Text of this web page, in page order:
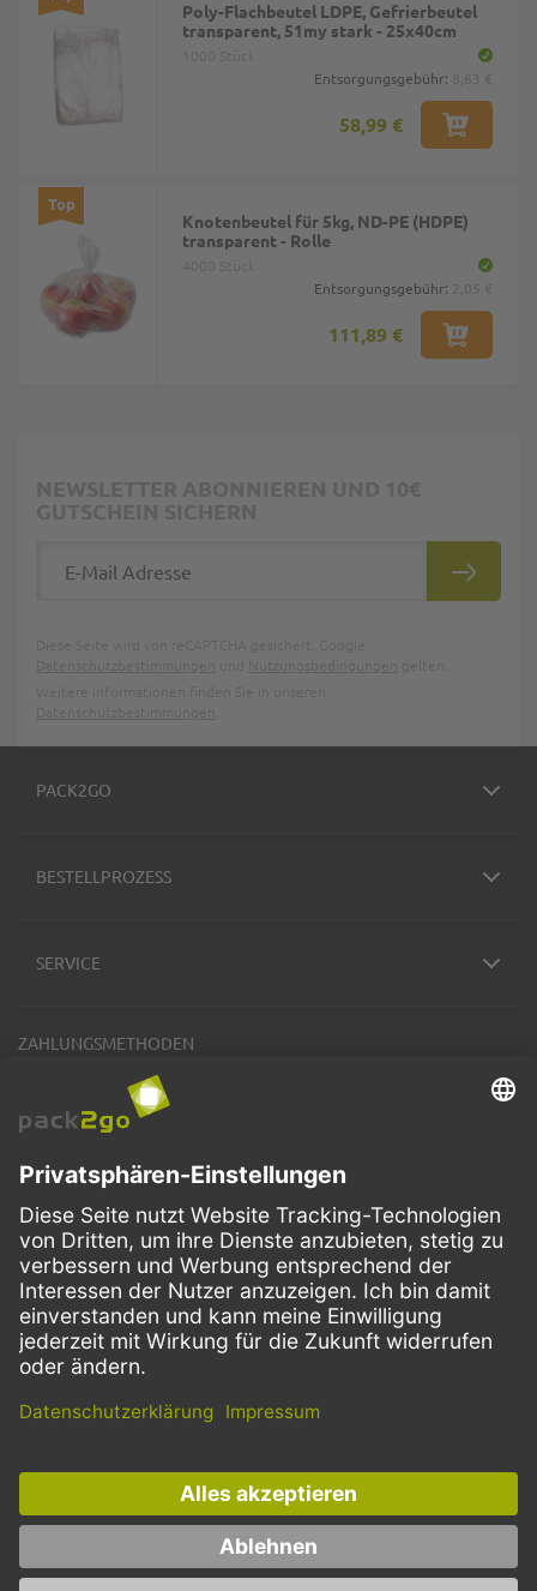
Poly-Flachbeutel LDPE, Gefrierbeutel
transparent, 51my stark - 25x40cm
Entsorgungsgebühr:
58,99 €
Top
Knotenbeutel für 5kg, ND-PE (HDPE)
transparent - Rolle
Entsorgungsgebühr:
111,89 €
PACK2GO
BESTELLPROZESS
SERVICE
ZAHLUNGSMETHODEN
VERSANDARTEN
FacebookInstagramLinkedIn
Dieses Angebot ist ausschließlich für Gastronomie, Handel, Industrie,